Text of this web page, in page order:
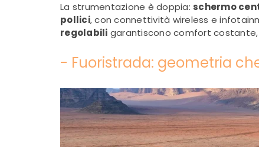
La strumentazione è doppia: schermo
pollici, con connettività wireless e
regolabili garantiscono comfort
- Fuoristrada: geometria